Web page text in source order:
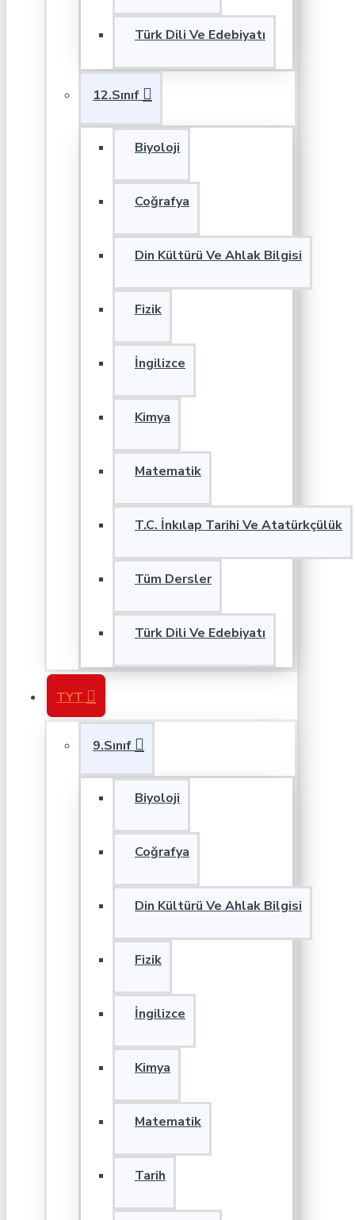
Türk Dili Ve Edebiyatı
12.Sınıf
Biyoloji
Coğrafya
Din Kültürü Ve Ahlak Bilgisi
Fizik
İngilizce
Kimya
Matematik
T.C. İnkılap Tarihi Ve Atatürkçülük
Tüm Dersler
Türk Dili Ve Edebiyatı
TYT
9.Sınıf
Biyoloji
Coğrafya
Din Kültürü Ve Ahlak Bilgisi
Fizik
İngilizce
Kimya
Matematik
Tarih